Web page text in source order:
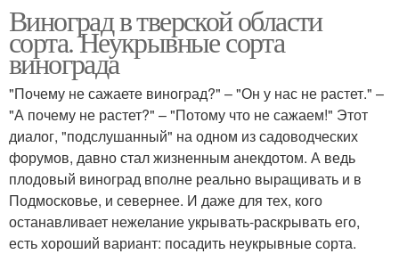
Виноград в тверской области
сорта. Неукрывные сорта
винограда
"Почему не сажаете виноград?" – "Он у нас не растет." –
"А почему не растет?" – "Потому что не сажаем!" Этот
диалог, "подслушанный" на одном из садоводческих
форумов, давно стал жизненным анекдотом. А ведь
плодовый виноград вполне реально выращивать и в
Подмосковье, и севернее. И даже для тех, кого
останавливает нежелание укрывать-раскрывать его,
есть хороший вариант: посадить неукрывные сорта.